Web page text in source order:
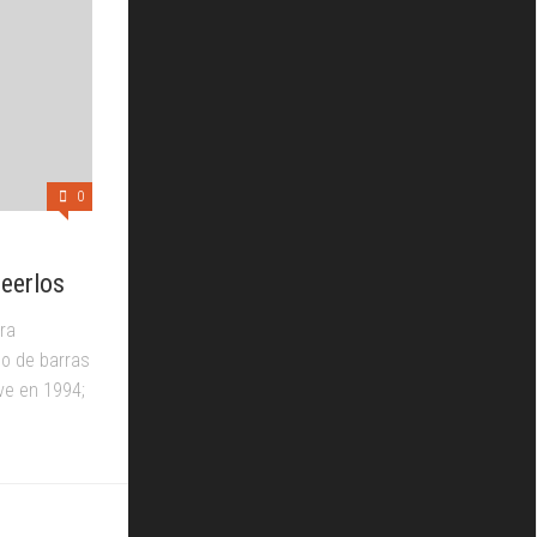
0
de barras
en 1994;